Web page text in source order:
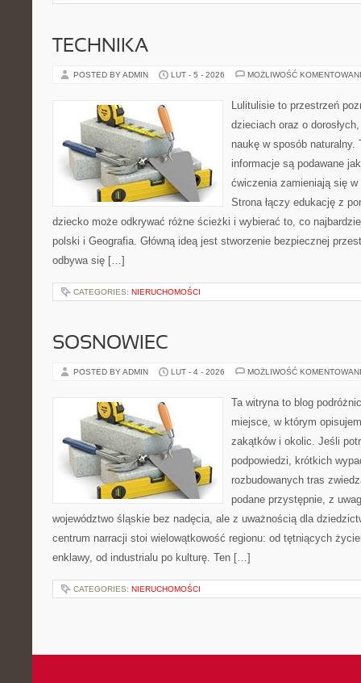
TECHNIKA
POSTED BY ADMIN LUT - 5 - 2026 MOŻLIWOŚĆ
Lulitulisie to przestrzeń
dzieciach oraz o
naukę w sposób
informacje są podawane
ćwiczenia zamieniają się
Strona łączy edukację z
dziecko może odkrywać różne ścieżki i wybierać to, co
polski i Geografia. Główną ideą jest stworzenie bezpiecznej
odbywa się […]
CATEGORIES: NIERUCHOMOŚCI
SOSNOWIEC
POSTED BY ADMIN LUT - 4 - 2026 MOŻLIWOŚĆ
Ta witryna to blog
miejsce, w którym
zakątków i okolic. Jeśli
podpowiedzi, krótkich
rozbudowanych tras
podane przystępnie, z
województwo śląskie bez nadęcia, ale z uważnością dla
centrum narracji stoi wielowątkowość regionu: od tętniących
enklawy, od industrialu po kulturę. Ten […]
CATEGORIES: NIERUCHOMOŚCI